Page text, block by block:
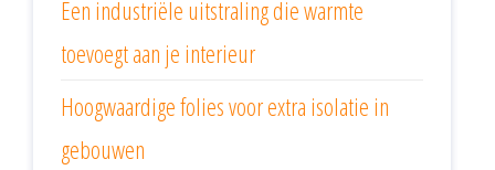
Een industriële uitstraling die warmte
toevoegt aan je interieur
Hoogwaardige folies voor extra isolatie in
gebouwen